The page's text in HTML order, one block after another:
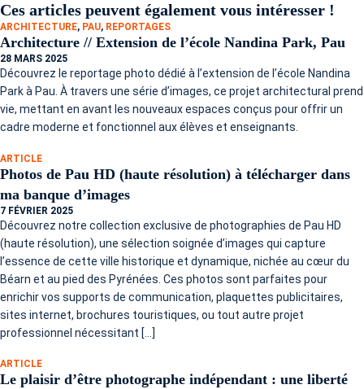
Ces articles peuvent également vous intéresser !
ARCHITECTURE, PAU, REPORTAGES
Architecture // Extension de l’école Nandina Park, Pau
28 MARS 2025
Découvrez le reportage photo dédié à l’extension de l’école Nandina
Park à Pau. À travers une série d’images, ce projet architectural prend
vie, mettant en avant les nouveaux espaces conçus pour offrir un
cadre moderne et fonctionnel aux élèves et enseignants.
ARTICLE
Photos de Pau HD (haute résolution) à télécharger dans
ma banque d’images
7 FÉVRIER 2025
Découvrez notre collection exclusive de photographies de Pau HD
(haute résolution), une sélection soignée d’images qui capture
l’essence de cette ville historique et dynamique, nichée au cœur du
Béarn et au pied des Pyrénées. Ces photos sont parfaites pour
enrichir vos supports de communication, plaquettes publicitaires,
sites internet, brochures touristiques, ou tout autre projet
professionnel nécessitant […]
ARTICLE
Le plaisir d’être photographe indépendant : une liberté